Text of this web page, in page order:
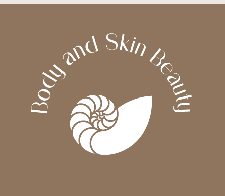
Die
Produktseite
gewählt
werden